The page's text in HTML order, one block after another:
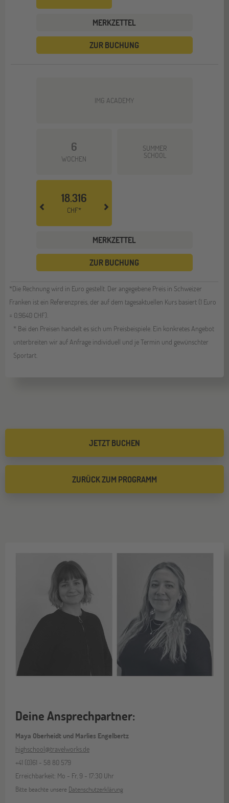
MERKZETTEL
ZUR BUCHUNG
IMG ACADEMY
6
WOCHEN
SUMMER
SCHOOL
18.316
CHF*
MERKZETTEL
ZUR BUCHUNG
*Die Rechnung wird in Euro gestellt. Der angegebene Preis in Schweizer
Franken ist ein Referenzpreis, der auf dem tagesaktuellen Kurs basiert (1 Euro
= 0,9640 CHF).
* Bei den Preisen handelt es sich um Preisbeispiele. Ein konkretes Angebot
unterbreiten wir auf Anfrage individuell und je Termin und gewünschter
Sportart.
JETZT BUCHEN
ZURÜCK ZUM PROGRAMM
Deine Ansprechpartner:
Maya Oberheidt und Marlies Engelbertz
highschool@travelworks.de
+41 (0)61 - 58 80 579
Erreichbarkeit: Mo - Fr, 9 - 17:30 Uhr
Bitte beachte unsere Datenschutzerklärung